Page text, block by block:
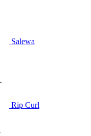
Salewa
Rip Curl